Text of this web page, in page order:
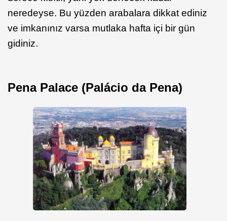
neredeyse. Bu yüzden arabalara dikkat ediniz
ve imkanınız varsa mutlaka hafta içi bir gün
gidiniz.
Pena Palace (Palácio da Pena)